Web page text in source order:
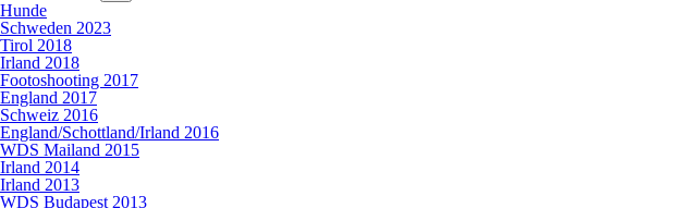
Hunde
Schweden 2023
Tirol 2018
Irland 2018
Footoshooting 2017
England 2017
Schweiz 2016
England/Schottland/Irland 2016
WDS Mailand 2015
Irland 2014
Irland 2013
WDS Budapest 2013